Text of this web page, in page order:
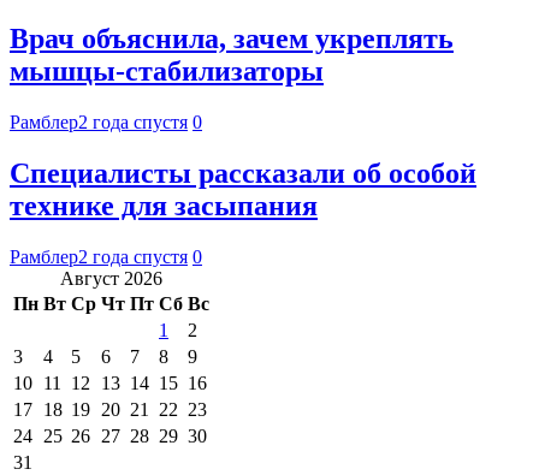
Врач объяснила, зачем укреплять
мышцы-стабилизаторы
Рамблер2 года спустя 0
Специалисты рассказали об особой
технике для засыпания
Рамблер2 года спустя 0
Август 2026
Пн Вт Ср Чт Пт Сб Вс
1
2
3
4 5 6 7 8
9
10 11 12 13 14 15 16
17 18 19 20 21 22 23
24 25 26 27 28 29 30
31